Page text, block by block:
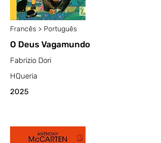
Francês > Português
O Deus Vagamundo
Fabrizio Dori
HQueria
2025